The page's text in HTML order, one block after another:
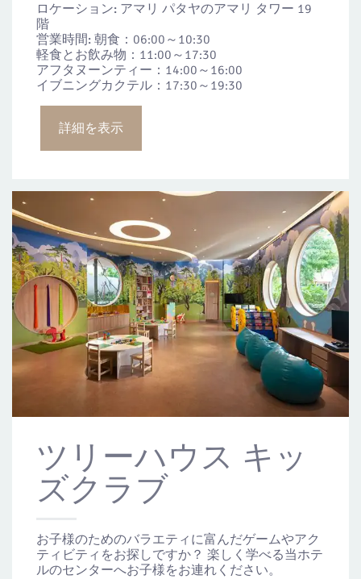
ロケーション: アマリ パタヤのアマリ タワー 19
階
営業時間: 朝食：06:00～10:30
軽食とお飲み物：11:00～17:30
アフタヌーンティー：14:00～16:00
イブニングカクテル：17:30～19:30
詳細を表示
ツリーハウス キッ
ズクラブ
お子様のためのバラエティに富んだゲームやアク
ティビティをお探しですか？ 楽しく学べる当ホテ
ルのセンターへお子様をお連れください。